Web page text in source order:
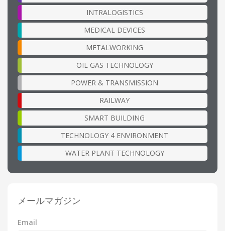
INTRALOGISTICS
MEDICAL DEVICES
METALWORKING
OIL GAS TECHNOLOGY
POWER & TRANSMISSION
RAILWAY
SMART BUILDING
TECHNOLOGY 4 ENVIRONMENT
WATER PLANT TECHNOLOGY
メールマガジン
Email